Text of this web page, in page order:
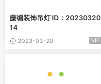
藤编装饰吊灯 ID：20230320
14
2023-03-20 VIP